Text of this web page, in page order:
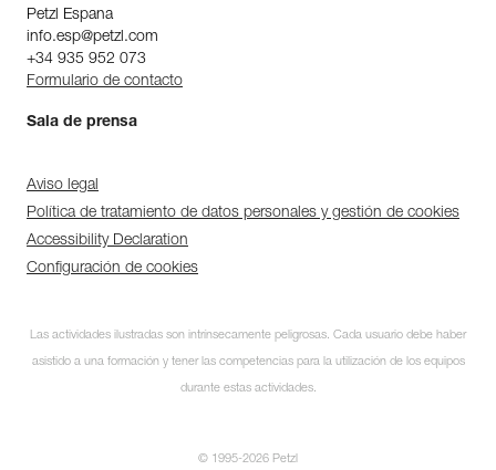
Petzl Espana
info.esp@petzl.com
+34 935 952 073
Formulario de contacto
Sala de prensa
Aviso legal
Política de tratamiento de datos personales y gestión de cookies
Accessibility Declaration
Configuración de cookies
Las actividades ilustradas son intrínsecamente peligrosas. Cada usuario debe haber
asistido a una formación y tener las competencias para la utilización de los equipos
durante estas actividades.
© 1995-2026 Petzl